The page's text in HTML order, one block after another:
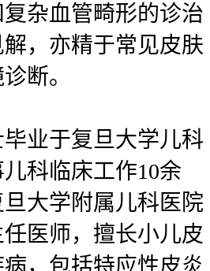
杂血管畸形的诊治
，亦精于常见皮肤
断。
毕业于复旦大学儿科
科临床工作10余
大学附属儿科医院
医师，擅长小儿皮
，包括特应性皮炎